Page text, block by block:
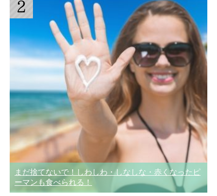
まだ捨てないで！しわしわ・しなしな・赤くなったピ
ーマンも食べられる！